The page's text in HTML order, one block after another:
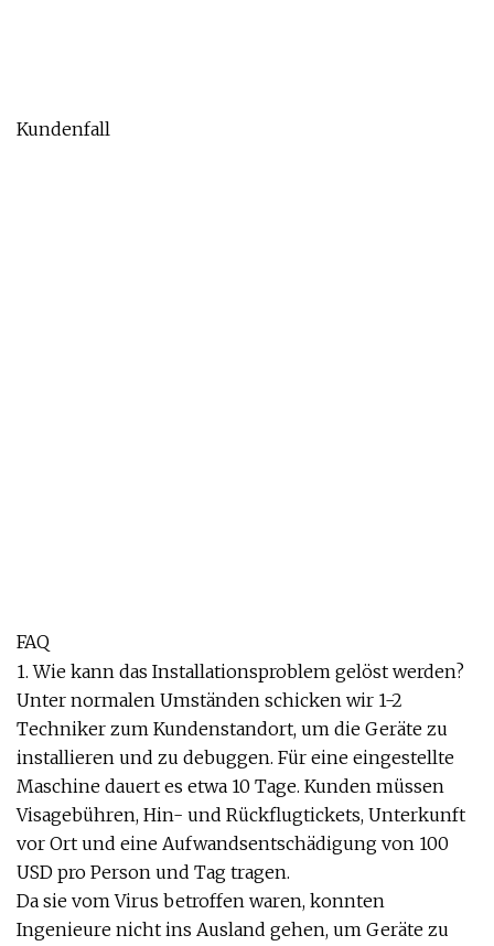
Kundenfall
FAQ
1. Wie kann das Installationsproblem gelöst werden?
Unter normalen Umständen schicken wir 1-2
Techniker zum Kundenstandort, um die Geräte zu
installieren und zu debuggen. Für eine eingestellte
Maschine dauert es etwa 10 Tage. Kunden müssen
Visagebühren, Hin- und Rückflugtickets, Unterkunft
vor Ort und eine Aufwandsentschädigung von 100
USD pro Person und Tag tragen.
Da sie vom Virus betroffen waren, konnten
Ingenieure nicht ins Ausland gehen, um Geräte zu